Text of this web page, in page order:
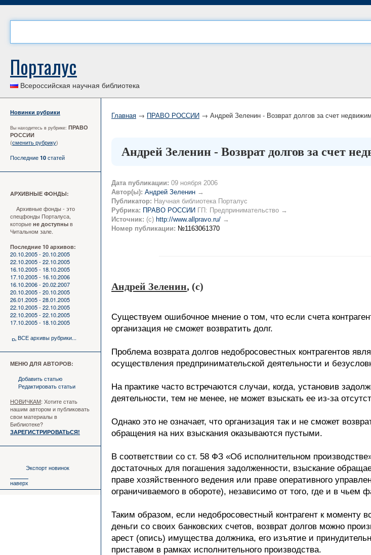
Порталус
Всероссийская научная библиотека
Новинки рубрики
Вы находитесь в рубрике: ПРАВО
РОССИИ
(сменить рубрику)
Последние 10 статей
АРХИВНЫЕ ФОНДЫ:
Архивные фонды - это
спецфонды Порталуса,
которые не доступны в
Читальном зале.
Последние 10 архивов:
20.10.2005 - 20.10.2005
22.10.2005 - 22.10.2005
16.10.2005 - 18.10.2005
17.10.2005 - 16.10.2006
16.10.2006 - 20.02.2007
20.10.2005 - 20.10.2005
26.01.2005 - 28.01.2005
22.10.2005 - 22.10.2005
22.10.2005 - 22.10.2005
17.10.2005 - 18.10.2005
ВСЕ архивы рубрики...
МЕНЮ ДЛЯ АВТОРОВ:
Добавить статью
Редактировать статьи
НОВИЧКАМ: Хотите стать
нашим автором и публиковать
свои материалы в
Библиотеке?
ЗАРЕГИСТРИРОВАТЬСЯ!
Экспорт новинок
наверх
Главная → ПРАВО РОССИИ → Андрей Зеленин - Возврат долгов за счет
Андрей Зеленин - Возврат долгов за счет
Дата публикации: 09 ноября 2006
Автор(ы): Андрей Зеленин →
Публикатор: Научная библиотека Порталус
Рубрика: ПРАВО РОССИИ ГП: Предпринимательство →
Источник: (c) http://www.allpravo.ru/ →
Номер публикации: №1163061370
Андрей Зеленин, (c)
Существуем ошибочное мнение о том, что если счета
организация не сможет возвратить долг.
Проблема возврата долгов недобросовестных контрагентов
осуществления предпринимательской деятельности и
На практике часто встречаются случаи, когда, установив
деятельности, тем не менее, не может взыскать ее из-за
Однако это не означает, что организация так и не сможет
обращения на них взыскания оказываются пустыми.
В соответствии со ст. 58 ФЗ «Об исполнительном
достаточных для погашения задолженности, взыскание
праве хозяйственного ведения или праве оперативного
ограничиваемого в обороте), независимо от того, где и в чьем
Таким образом, если недобросовестный контрагент к моменту
деньги со своих банковских счетов, возврат долгов можно
арест (опись) имущества должника, его изъятие и
приставом в рамках исполнительного производства.